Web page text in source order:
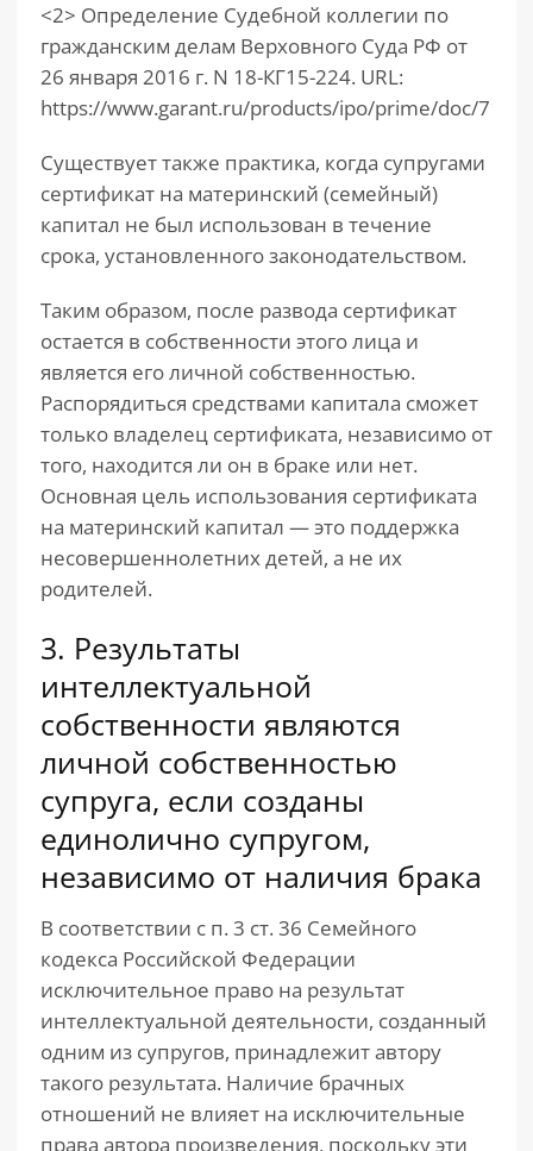
<2> Определение Судебной коллегии по
гражданским делам Верховного Суда РФ от
26 января 2016 г. N 18-КГ15-224. URL:
https://www.garant.ru/products/ipo/prime/doc/
Существует также практика, когда супругами
сертификат на материнский (семейный)
капитал не был использован в течение
срока, установленного законодательством.
Таким образом, после развода сертификат
остается в собственности этого лица и
является его личной собственностью.
Распорядиться средствами капитала сможет
только владелец сертификата, независимо от
того, находится ли он в браке или нет.
Основная цель использования сертификата
на материнский капитал — это поддержка
несовершеннолетних детей, а не их
родителей.
3. Результаты
интеллектуальной
собственности являются
личной собственностью
супруга, если созданы
единолично супругом,
независимо от наличия брака
В соответствии с п. 3 ст. 36 Семейного
кодекса Российской Федерации
исключительное право на результат
интеллектуальной деятельности, созданный
одним из супругов, принадлежит автору
такого результата. Наличие брачных
отношений не влияет на исключительные
права автора произведения, поскольку эти